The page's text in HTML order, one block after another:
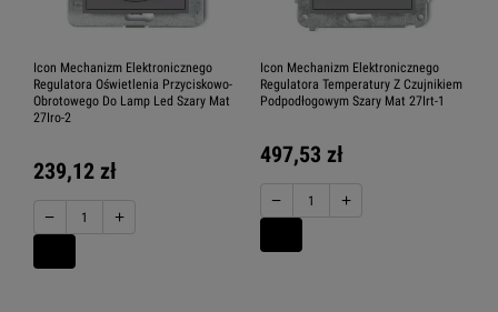
Icon Mechanizm Elektronicznego
Regulatora Oświetlenia Przyciskowo-
Obrotowego Do Lamp Led Szary Mat
27Iro-2
239,12 zł
− +
Icon Mechanizm Elektronicznego
Regulatora Temperatury Z Czujnikiem
Podpodłogowym Szary Mat 27Irt-1
497,53 zł
− +